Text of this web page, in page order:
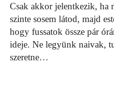
Csak akkor jelentkezik, ha
szinte sosem látod, majd
hogy fussatok össze pár
ideje. Ne legyünk naivak,
szeretne…